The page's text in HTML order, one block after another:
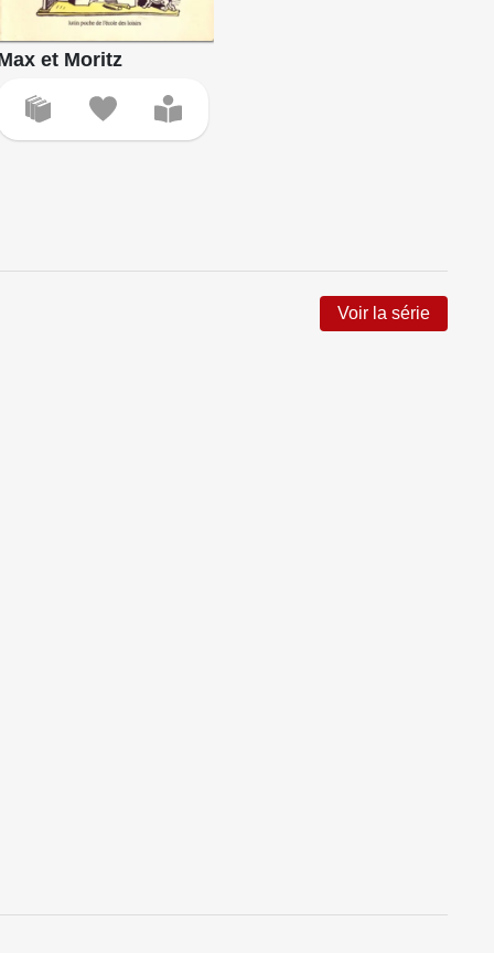
et Moritz
Voir la série